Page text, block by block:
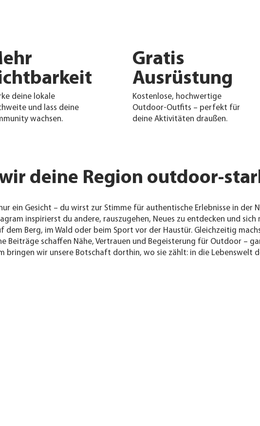
deine lokale
und lass deine
wachsen.
Gratis
Ausrüstung
Kostenlose, hochwertige
Outdoor-Outfits – perfekt für
deine Aktivitäten draußen.
ein Gesicht – du wirst zur Stimme für authentische Erlebnisse in der
inspirierst du andere, rauszugehen, Neues zu entdecken und sich
dem Berg, im Wald oder beim Sport vor der Haustür. Gleichzeitig
Beiträge schaffen Nähe, Vertrauen und Begeisterung für Outdoor –
bringen wir unsere Botschaft dorthin, wo sie zählt: in die Lebenswelt
deine Region outdoor-